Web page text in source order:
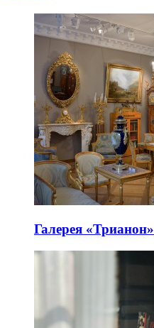
Галерея «Трианон»